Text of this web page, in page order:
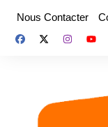
contenu
Nous Contacter